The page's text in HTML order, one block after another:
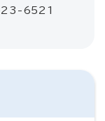
23-6521